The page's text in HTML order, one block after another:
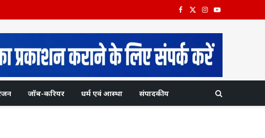
Facebook
X
Instagram
YouTube
जॉब-करियर धर्म एवं आस्था संपादकीय